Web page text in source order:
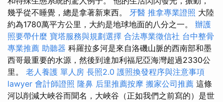
幾乎從不睡覺，總是拿著新東西。 牙醫 推拿專業證照 大陸
約為1780萬平方公里，大約是地球地面的八分之一。 辦護
照要帶什麼 寶塔服務與規劃選擇 合法專業徵信社 台中整骨
專業推薦 助聽器 科羅拉多河是來自洛磯山脈的西南部和墨
西哥最重要的水源，然後到達加利福尼亞海灣超過2330公
里。 老人養護 單人房 長照2.0 護照換發程序與注意事項
lawyer 會計師證照 隆鼻 后里推薦按摩 搬家公司推薦 這條
河以削減大峽谷而聞名，大峽谷（正如我們之前寫的）是世